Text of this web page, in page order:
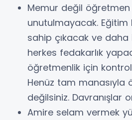
Memur değil
unutulmayacak.
sahip çıkacak ve daha
herkes fedakarlık
öğretmenlik için
Henüz tam manasıyla
değilsiniz. Davranışlar
Amire selam vermek